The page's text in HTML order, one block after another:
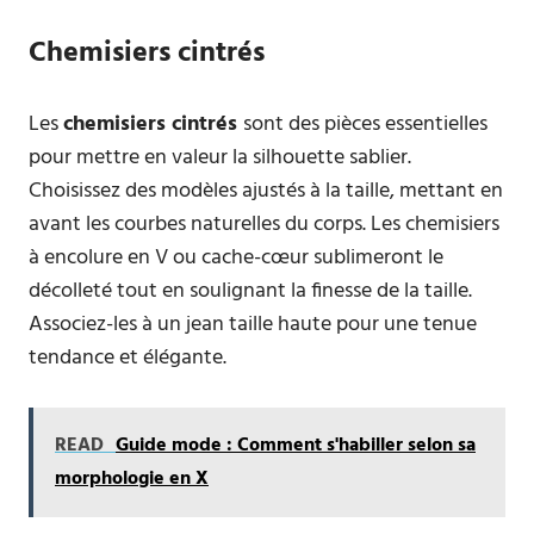
Chemisiers cintrés
Leschemisiers cintrés sont des pièces essentielles
pour mettre en valeur la silhouette sablier.
Choisissez des modèles ajustés à la taille, mettant en
avant les courbes naturelles du corps. Les chemisiers
à encolure en V ou cache-cœur sublimeront le
décolleté tout en soulignant la finesse de la taille.
Associez-les à un jean taille haute pour une tenue
tendance et élégante.
READ Guide mode : Comment s'habiller selon sa
morphologie en X